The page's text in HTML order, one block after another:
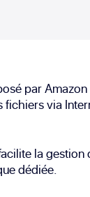
par
via
la gestion
dédiée.